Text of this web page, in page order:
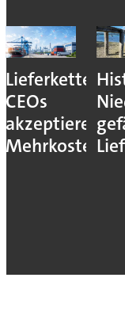
CEOs
akzeptieren
Mehrkosten